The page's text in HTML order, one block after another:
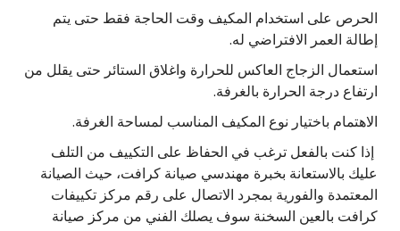
الحرص على استخدام المكيف وقت الحاجة فقط حتى يتم
إطالة العمر الافتراضي له.
استعمال الزجاج العاكس للحرارة واغلاق الستائر حتى يقلل من
ارتفاع درجة الحرارة بالغرفة.
الاهتمام باختيار نوع المكيف المناسب لمساحة الغرفة.
إذا كنت بالفعل ترغب في الحفاظ على التكييف من التلف
عليك بالاستعانة بخبرة مهندسي صيانة كرافت، حيث الصيانة
المعتمدة والفورية بمجرد الاتصال على رقم مركز تكييفات
كرافت بالعين السخنة سوف يصلك الفني من مركز صيانة